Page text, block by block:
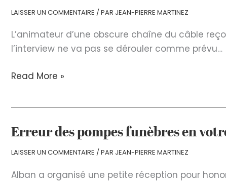
LAISSER UN COMMENTAIRE / PAR JEAN-PIERRE MARTINEZ
L’animateur d’une obscure chaîne du câble
l’interview ne va pas se dérouler comme prévu…
Sur
plateau
Read More »
Erreur des pompes funèbres en
LAISSER UN COMMENTAIRE / PAR JEAN-PIERRE MARTINEZ
Alban a organisé une petite réception pour